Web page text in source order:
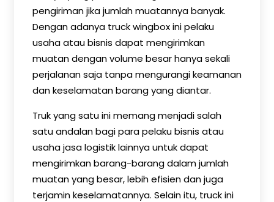
pengiriman jika jumlah muatannya banyak.
Dengan adanya truck wingbox ini pelaku
usaha atau bisnis dapat mengirimkan
muatan dengan volume besar hanya sekali
perjalanan saja tanpa mengurangi keamanan
dan keselamatan barang yang diantar.
Truk yang satu ini memang menjadi salah
satu andalan bagi para pelaku bisnis atau
usaha jasa logistik lainnya untuk dapat
mengirimkan barang-barang dalam jumlah
muatan yang besar, lebih efisien dan juga
terjamin keselamatannya. Selain itu, truck ini